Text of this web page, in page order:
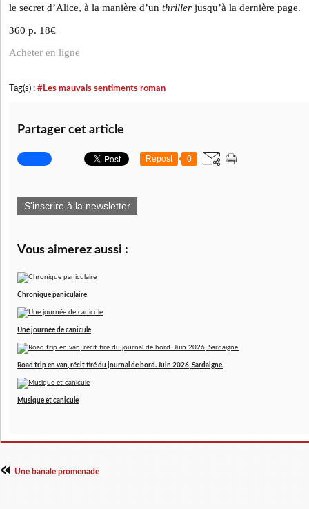
le secret d’Alice, à la manière d’un thriller jusqu’à la dernière page.
360 p. 18€
Acheter en ligne
Tag(s) : #Les mauvais sentiments roman
Partager cet article
Repost 0
S'inscrire à la newsletter
Vous aimerez aussi :
Chronique paniculaire
Une journée de canicule
Road trip en van, récit tiré du journal de bord. Juin 2026, Sardaigne.
Musique et canicule
Une banale promenade